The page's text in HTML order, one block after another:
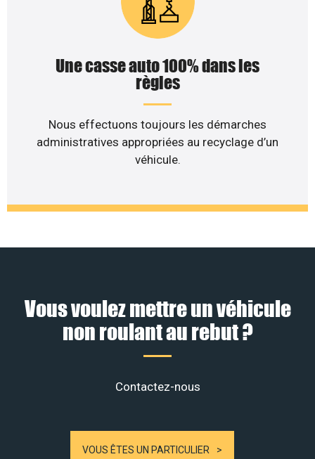
Une casse auto 100% dans les
règles
Nous effectuons toujours les démarches
administratives appropriées au recyclage d’un
véhicule.
Vous voulez mettre un véhicule
non roulant au rebut ?
Contactez-nous
VOUS ÊTES UN PARTICULIER